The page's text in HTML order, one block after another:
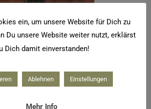
ein, um unsere Website für Dich zu
Du unsere Website weiter nutzt, erklärst
Dich damit einverstanden!
Ablehnen Einstellungen
Mehr Info